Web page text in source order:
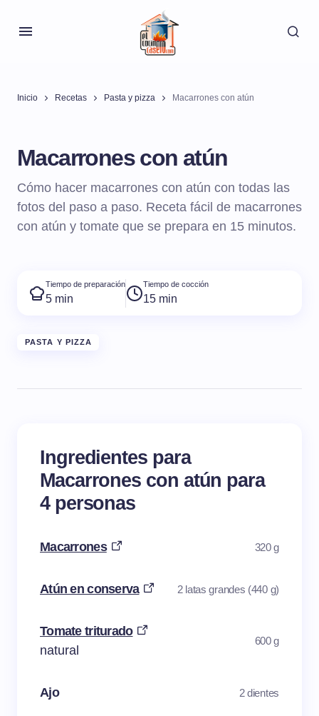
Inicio Recetas Pasta y pizza Macarrones con atún
Macarrones con atún
Cómo hacer macarrones con atún con todas las
fotos del paso a paso. Receta fácil de macarrones
con atún y tomate que se prepara en 15 minutos.
Tiempo de preparación
5 min
Tiempo de cocción
15 min
PASTA Y PIZZA
Ingredientes para
Macarrones con atún para
4 personas
Macarrones 320 g
Atún en conserva 2 latas grandes (440 g)
Tomate triturado
natural
600 g
Ajo 2 dientes